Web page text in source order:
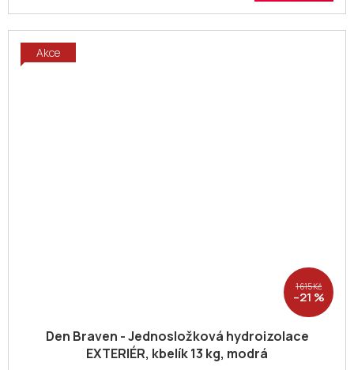
Akce
1 615 Kč
–21 %
Den Braven - Jednosložková hydroizolace
EXTERIÉR, kbelík 13 kg, modrá